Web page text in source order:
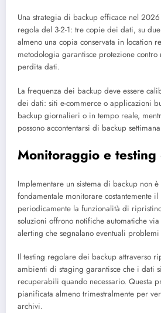
Una strategia di backup efficace nel
regola del 3-2-1: tre copie dei dati, su
almeno una copia conservata in location
metodologia garantisce protezione
perdita dati.
La frequenza dei backup deve essere
dei dati: siti e-commerce o applicazioni
backup giornalieri o in tempo reale,
possono accontentarsi di backup
Monitoraggio e
Implementare un sistema di backup non
fondamentale monitorare costantemente il
periodicamente la funzionalità di
soluzioni offrono notifiche automatiche
alerting che segnalano eventuali
Il testing regolare dei backup attraverso
ambienti di staging garantisce che i dati
recuperabili quando necessario. Questa
pianificata almeno trimestralmente per
archivi.